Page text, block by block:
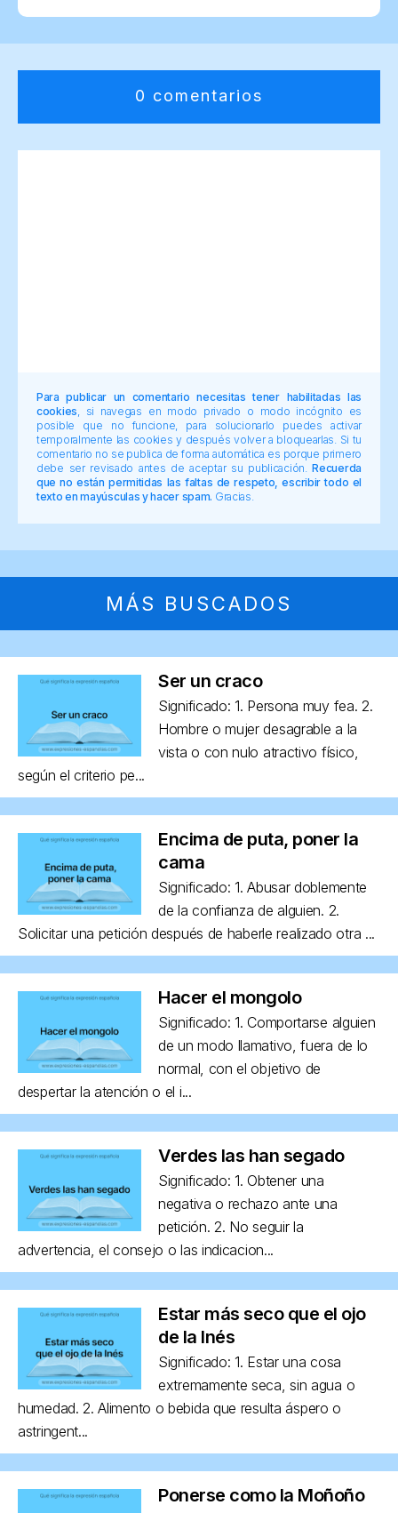
0 comentarios
Para publicar un comentario necesitas tener habilitadas las
cookies , si navegas en modo privado o modo incógnito es
posible que no funcione, para solucionarlo puedes activar
temporalmente las cookies y después volver a bloquearlas. Si tu
comentario no se publica de forma automática es porque primero
debe ser revisado antes de aceptar su publicación.Recuerda
que no están permitidas las faltas de respeto, escribir todo el
texto en mayúsculas y hacer spam. Gracias.
MÁS BUSCADOS
Ser un craco
Significado: 1. Persona muy fea. 2.
Hombre o mujer desagrable a la
vista o con nulo atractivo físico,
según el criterio pe...
Encima de puta, poner la
cama
Significado: 1. Abusar doblemente
de la confianza de alguien. 2.
Solicitar una petición después de haberle realizado otra ...
Hacer el mongolo
Significado: 1. Comportarse alguien
de un modo llamativo, fuera de lo
normal, con el objetivo de
despertar la atención o el i...
Verdes las han segado
Significado: 1. Obtener una
negativa o rechazo ante una
petición. 2. No seguir la
advertencia, el consejo o las indicacion...
Estar más seco que el ojo
de la Inés
Significado: 1. Estar una cosa
extremamente seca, sin agua o
humedad. 2. Alimento o bebida que resulta áspero o
astringent...
Ponerse como la Moñoño